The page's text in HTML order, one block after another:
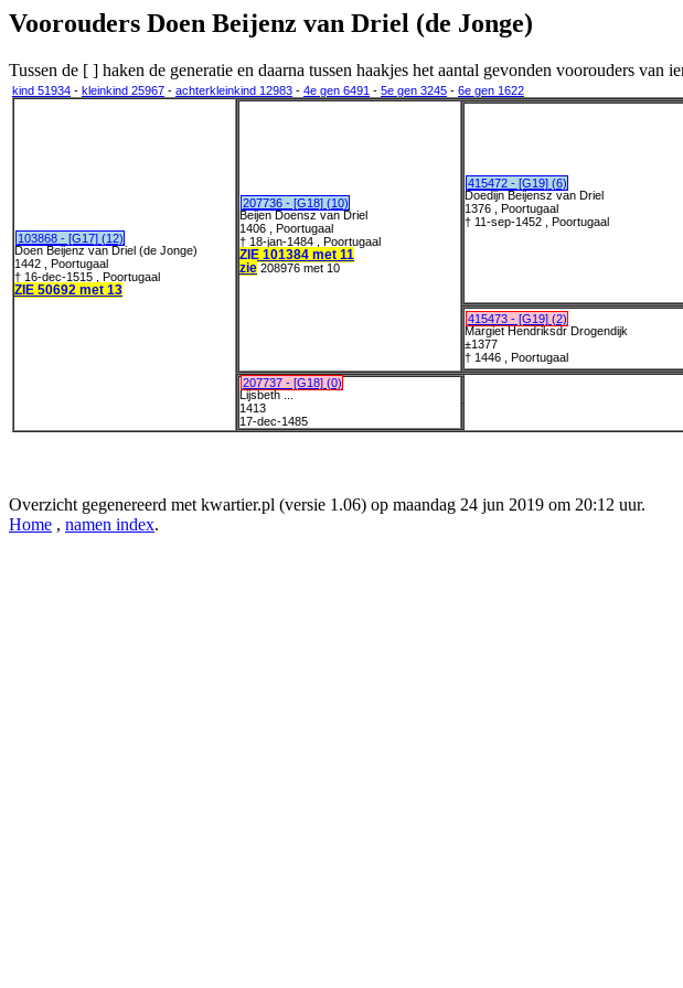
Voorouders Doen Beijenz van Driel (de Jonge)
Tussen de [ ] haken de generatie en daarna tussen haakjes het aantal gevonden voorouders van
kind 51934 - kleinkind 25967 - achterkleinkind 12983 - 4e gen 6491 - 5e gen 3245 - 6e gen 1622
103868 - [G17] (12)
Doen Beijenz van Driel (de Jonge)
1442 , Poortugaal
† 16-dec-1515 , Poortugaal
ZIE 50692 met 13
207736 - [G18] (10)
Beijen Doensz van Driel
1406 , Poortugaal
† 18-jan-1484 , Poortugaal
ZIE 101384 met 11
zie 208976 met 10
415472 - [G19] (6)
Doedijn Beijensz van Driel
1376 , Poortugaal
† 11-sep-1452 , Poortugaal
415473 - [G19] (2)
Margiet Hendriksdr Drogendijk
±1377
† 1446 , Poortugaal
207737 - [G18] (0)
Lijsbeth ...
1413
17-dec-1485
Overzicht gegenereerd met kwartier.pl (versie 1.06) op maandag 24 jun 2019 om 20:12 uur.
Home , namen index.